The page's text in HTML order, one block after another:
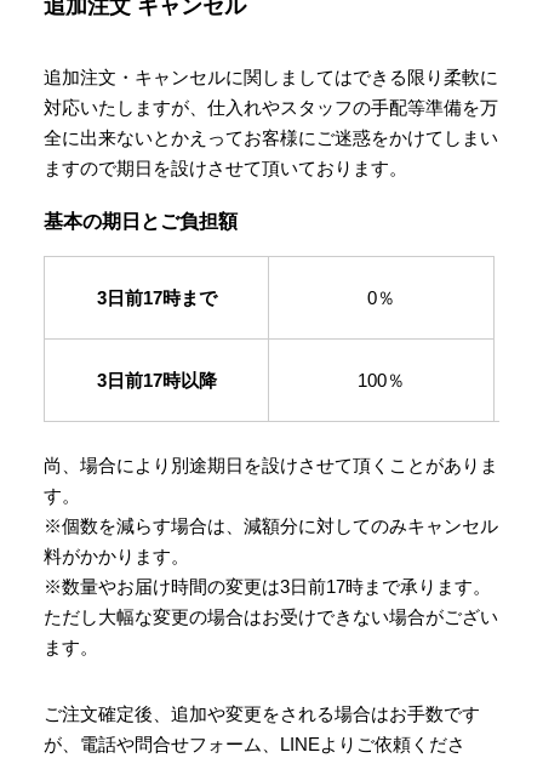
追加注文 キャンセル
追加注文・キャンセルに関しましてはできる限り柔軟に
対応いたしますが、仕入れやスタッフの手配等準備を万
全に出来ないとかえってお客様にご迷惑をかけてしまい
ますので期日を設けさせて頂いております。
基本の期日とご負担額
3日前17時まで 0％
3日前17時以降 100％
尚、場合により別途期日を設けさせて頂くことがありま
す。
※個数を減らす場合は、減額分に対してのみキャンセル
料がかかります。
※数量やお届け時間の変更は3日前17時まで承ります。
ただし大幅な変更の場合はお受けできない場合がござい
ます。
ご注文確定後、追加や変更をされる場合はお手数です
が、電話や問合せフォーム、LINEよりご依頼くださ